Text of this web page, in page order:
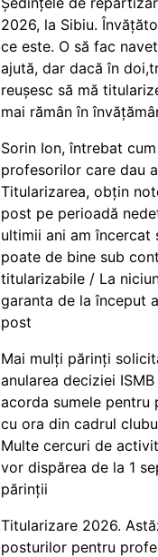
2026, la Sibiu.
ce este. O să fac
ajută, dar dacă în
reușesc să mă
mai rămân în
Sorin Ion, întrebat
profesorilor care dau
Titularizarea, obțin
post pe perioadă
ultimii ani am încercat
poate de bine sub
titularizabile / La
garanta de la început
post
Mai mulți părinți
anularea deciziei
acorda sumele pentru
cu ora din cadrul
Multe cercuri de
vor dispărea de la 1
părinții
Titularizare 2026.
posturilor pentru